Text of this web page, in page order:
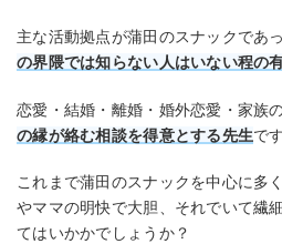
主な活動拠点が蒲田のスナックであ
の界隈では知らない人はいない程の
恋愛・結婚・離婚・婚外恋愛・家族
の縁が絡む相談を得意とする先生で
これまで蒲田のスナックを中心に多
やママの明快で大胆、それでいて繊
てはいかかでしょうか？